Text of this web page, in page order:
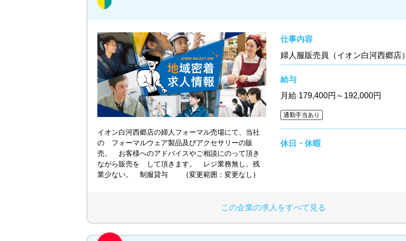
イオン白河西郷店の婦人フォーマル売場にて、当社
の フォーマルウェア製品及びアクセサリーの販
売。 お客様へのアドバイスやご相談にのって頂き
ながら販売を して頂きます。 レジ業務無し。残
業少ない。 制服貸与 ｛変更範囲：変更なし｝
仕事内容
婦人服販売員（イオン白河西郷店）
給与
月給 179,400円～192,000円
通勤手当あり
休日・休暇
この企業の求人をすべて見る